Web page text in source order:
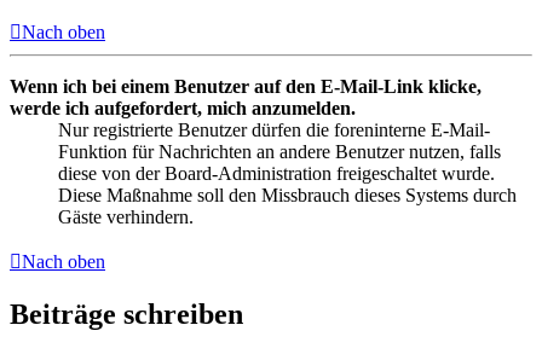
Nach oben
Wenn ich bei einem Benutzer auf den E-Mail-Link klicke,
werde ich aufgefordert, mich anzumelden.
Nur registrierte Benutzer dürfen die foreninterne E-Mail-
Funktion für Nachrichten an andere Benutzer nutzen, falls
diese von der Board-Administration freigeschaltet wurde.
Diese Maßnahme soll den Missbrauch dieses Systems durch
Gäste verhindern.
Nach oben
Beiträge schreiben